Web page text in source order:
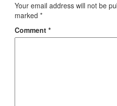
Your email address will not be
marked *
Comment *